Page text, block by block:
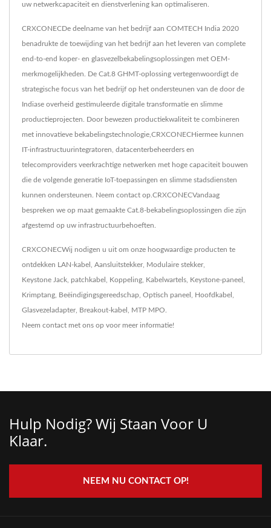
uw netwerkcapaciteit en dienstverlening kan optimaliseren.
CRXCONECDe deelname van het bedrijf aan COMTECH India 2020
benadrukte de toewijding van het bedrijf aan het leveren van complete
end-to-end koper- en glasvezelbekabelingsoplossingen met OEM-
merkmogelijkheden. De Cat.8 GHMT-oplossing vertegenwoordigt de
strategische focus van het bedrijf op het ondersteunen van de door de
Indiase overheid gestimuleerde digitale transformatie en slimme
productieprojecten. Door bewezen productiekwaliteit te combineren
met innovatieve bekabelingstechnologie,CRXCONECHiermee kunnen
IT-infrastructuurintegratoren, datacenterbeheerders en
telecomproviders veerkrachtige netwerken met hoge capaciteit bouwen
die de volgende generatie IoT-toepassingen en slimme stadsdiensten
kunnen ondersteunen. Neem contact op.CRXCONECVandaag
bespreken we op maat gemaakte Cat.8-bekabelingsoplossingen die zijn
afgestemd op uw infrastructuurbehoeften.
CRXCONECWij nodigen u uit om onze hoogwaardige producten te
ontdekken LAN-kabel Aansluitstekker, Modulaire stekker,
Keystone Jack patchkabel Koppeling Kabelwartels Keystone-paneel
Krimptang Beëindigingsgereedschap Optisch paneel Hoofdkabel
Glasvezeladapter, Breakout-kabel MTP MPO
Neem contact met ons op voor meer informatie!
Hulp Nodig? Wij Staan ​​voor U
Klaar.
NEEM NU CONTACT OP!